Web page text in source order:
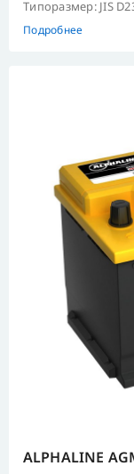
Типоразмер: JIS
Подробнее
ALPHALINE